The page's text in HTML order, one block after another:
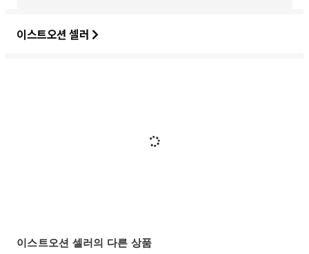
이스트오션 셀러
이스트오션 셀러의 다른 상품